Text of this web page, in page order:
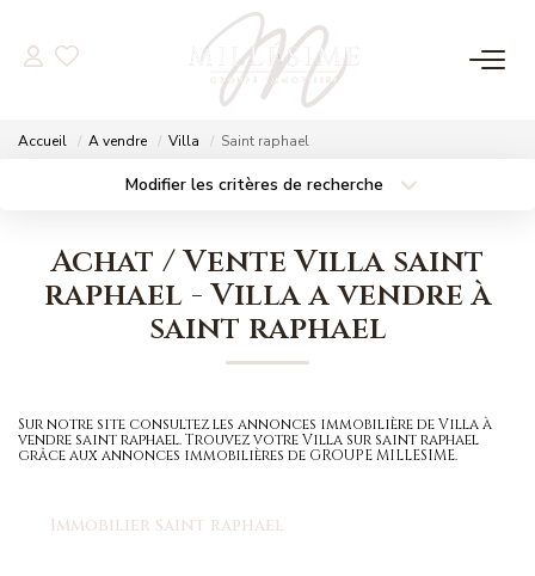
Nos Offres
NOS AGENCES
Nos Agences
Accueil A vendre Villa Saint raphael
Modifier les critères de recherche
Surface min Budget max
Plus de critères Créer une alerte
Achat / Vente Villa saint
raphael - Villa a vendre à
saint raphael
Sur notre site consultez les annonces immobilière de Villa à
vendre saint raphael. Trouvez votre Villa sur saint raphael
grâce aux annonces immobilières de GROUPE MILLESIME.
Immobilier saint raphael